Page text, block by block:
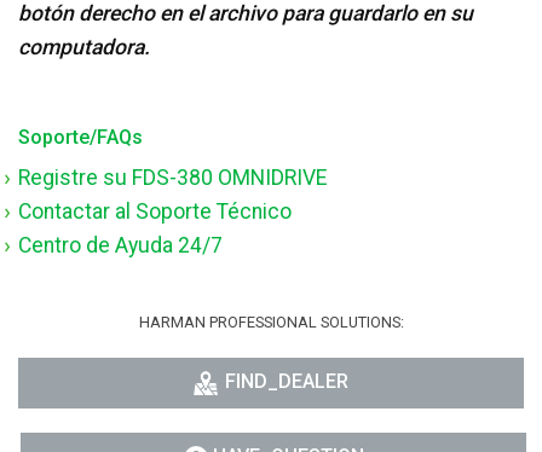
botón derecho en el archivo para guardarlo en su
computadora.
Soporte/FAQs
Registre su FDS-380 OMNIDRIVE
Contactar al Soporte Técnico
Centro de Ayuda 24/7
HARMAN PROFESSIONAL SOLUTIONS:
FIND_DEALER